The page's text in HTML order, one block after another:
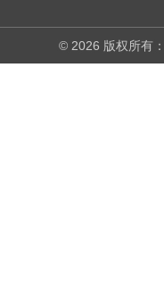
© 2026 版权所有